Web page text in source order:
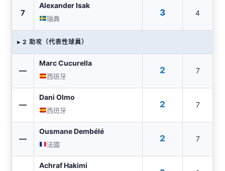
7
Alexander Isak
瑞典
3 4
▸ 2 助攻（代表性球員）
—
Marc Cucurella
西班牙
2 7
—
Dani Olmo
西班牙
2 7
—
Ousmane Dembélé
法國
2 7
Achraf Hakimi